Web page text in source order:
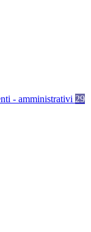
- amministrativi 29